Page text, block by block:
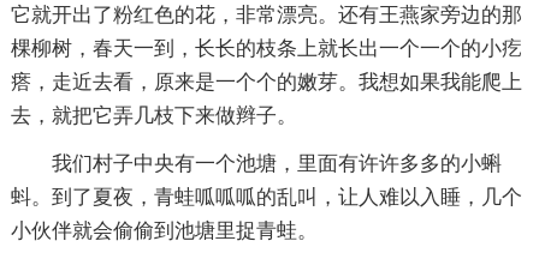
它就开出了粉红色的花，非常漂亮。还有王燕家旁边的那
棵柳树，春天一到，长长的枝条上就长出一个一个的小疙
瘩，走近去看，原来是一个个的嫩芽。我想如果我能爬上
去，就把它弄几枝下来做辫子。
我们村子中央有一个池塘，里面有许许多多的小蝌
蚪。到了夏夜，青蛙呱呱呱的乱叫，让人难以入睡，几个
小伙伴就会偷偷到池塘里捉青蛙。